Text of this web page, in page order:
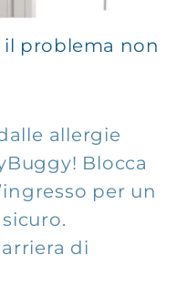
il problema non
allergie
Blocca
per un
di